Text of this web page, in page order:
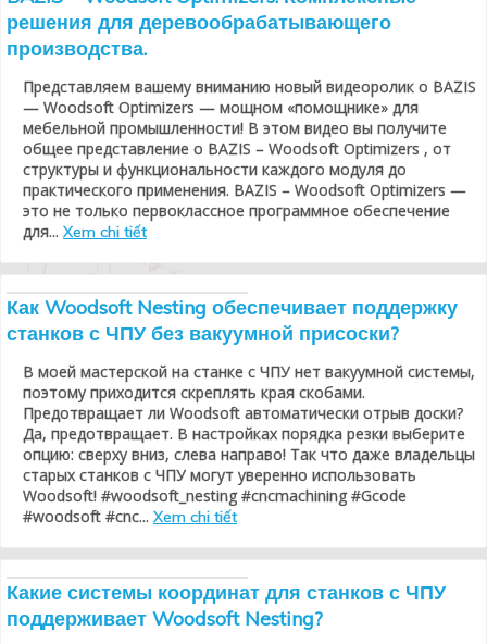
решения для деревообрабатывающего
производства.
Представляем вашему вниманию новый видеоролик о BAZIS
— Woodsoft Optimizers — мощном «помощнике» для
мебельной промышленности! В этом видео вы получите
общее представление о BAZIS – Woodsoft Optimizers , от
структуры и функциональности каждого модуля до
практического применения. BAZIS – Woodsoft Optimizers —
это не только первоклассное программное обеспечение
для... Xem chi tiết
Как Woodsoft Nesting обеспечивает поддержку
станков с ЧПУ без вакуумной присоски?
В моей мастерской на станке с ЧПУ нет вакуумной системы,
поэтому приходится скреплять края скобами.
Предотвращает ли Woodsoft автоматически отрыв доски?
Да, предотвращает. В настройках порядка резки выберите
опцию: сверху вниз, слева направо! Так что даже владельцы
старых станков с ЧПУ могут уверенно использовать
Woodsoft! #woodsoft_nesting #cncmachining #Gcode
#woodsoft #cnc... Xem chi tiết
Какие системы координат для станков с ЧПУ
поддерживает Woodsoft Nesting?